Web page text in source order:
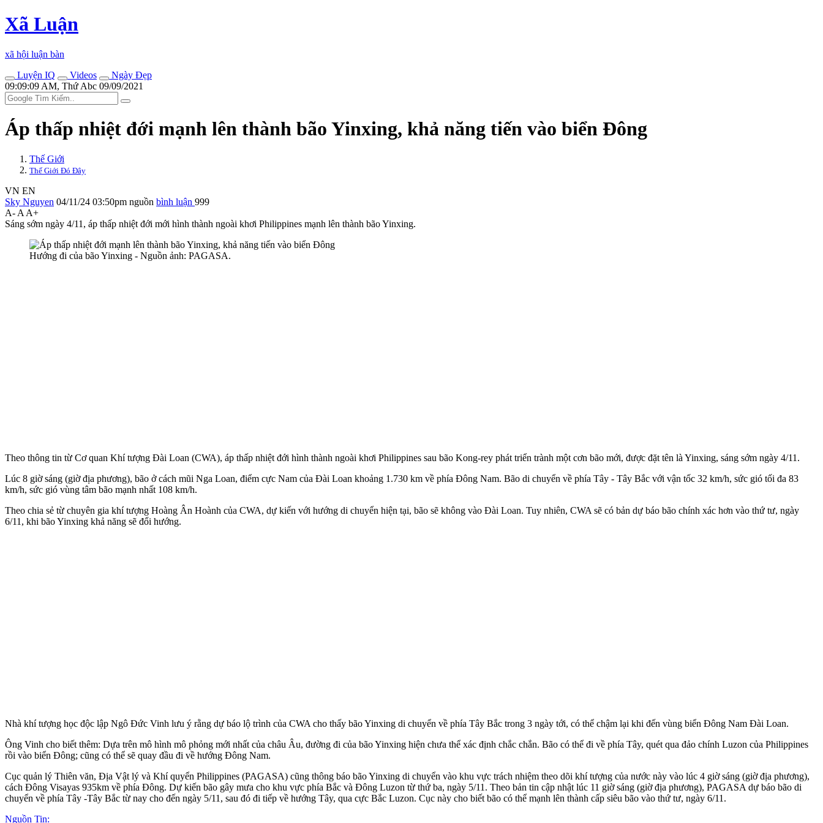
Xã Luận
xã hội luận bàn
Luyện IQ
Videos
Ngày Đẹp
09:09:09 AM, Thứ Abc 09/09/2021
Áp thấp nhiệt đới mạnh lên thành bão Yinxing, khả năng tiến vào biển Đông
Thế Giới
Thế Giới Đó Đây
VN EN
Sky Nguyen 04/11/24 03:50pm nguồn bình luận 999
A- A A+
Sáng sớm ngày 4/11, áp thấp nhiệt đới mới hình thành ngoài khơi Philippines mạnh lên thành bão Yinxing.
Hướng đi của bão Yinxing - Nguồn ảnh: PAGASA.
Theo thông tin từ Cơ quan Khí tượng Đài Loan (CWA), áp thấp nhiệt đới hình thành ngoài khơi Philippines sau bão Kong-rey phát triển trành một cơn bão mới, được đặt tên là Yinxing, sáng sớm ngày 4/11.
Lúc 8 giờ sáng (giờ địa phương), bão ở cách mũi Nga Loan, điểm cực Nam của Đài Loan khoảng 1.730 km về phía Đông Nam. Bão di chuyển về phía Tây - Tây Bắc với vận tốc 32 km/h, sức gió tối đa 83
km/h, sức gió vùng tâm bão mạnh nhất 108 km/h.
Theo chia sẻ từ chuyên gia khí tượng Hoàng Ân Hoành của CWA, dự kiến với hướng di chuyển hiện tại, bão sẽ không vào Đài Loan. Tuy nhiên, CWA sẽ có bản dự báo bão chính xác hơn vào thứ tư, ngày
6/11, khi bão Yinxing khả năng sẽ đổi hướng.
Nhà khí tượng học độc lập Ngô Đức Vinh lưu ý rằng dự báo lộ trình của CWA cho thấy bão Yinxing di chuyển về phía Tây Bắc trong 3 ngày tới, có thể chậm lại khi đến vùng biển Đông Nam Đài Loan.
Ông Vinh cho biết thêm: Dựa trên mô hình mô phỏng mới nhất của châu Âu, đường đi của bão Yinxing hiện chưa thể xác định chắc chắn. Bão có thể đi về phía Tây, quét qua đảo chính Luzon của Philippines
rồi vào biển Đông; cũng có thể sẽ quay đầu đi về hướng Đông Nam.
Cục quản lý Thiên văn, Địa Vật lý và Khí quyển Philippines (PAGASA) cũng thông báo bão Yinxing di chuyển vào khu vực trách nhiệm theo dõi khí tượng của nước này vào lúc 4 giờ sáng (giờ địa phương),
cách Đông Visayas 935km về phía Đông. Dự kiến bão gây mưa cho khu vực phía Bắc và Đông Luzon từ thứ ba, ngày 5/11. Theo bản tin cập nhật lúc 11 giờ sáng (giờ địa phương), PAGASA dự báo bão di
chuyển về phía Tây -Tây Bắc từ nay cho đến ngày 5/11, sau đó đi tiếp về hướng Tây, qua cực Bắc Luzon. Cục này cho biết bão có thể mạnh lên thành cấp siêu bão vào thứ tư, ngày 6/11.
Nguồn Tin: